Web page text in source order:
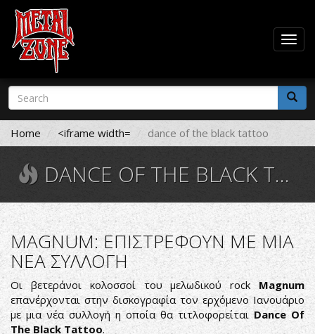
Skip
main
content
Search
form
Search
Home <iframe width= dance of the black tattoo
DANCE OF THE BLACK TATTOO
MAGNUM: ΕΠΙΣΤΡΕΦΟΥΝ ΜΕ ΜΙΑ
ΝΕΑ ΣΥΛΛΟΓΗ
Οι βετεράνοι κολοσσοί του μελωδικού rock Magnum
επανέρχονται στην δισκογραφία τον ερχόμενο Ιανουάριο
με μια νέα συλλογή η οποία θα τιτλοφορείταιDance Of
The Black Tattoo.